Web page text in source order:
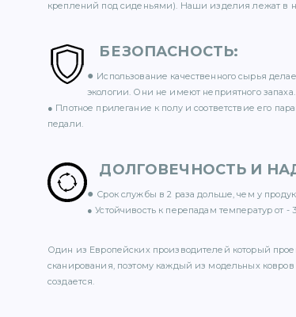
креплений под сиденьями). Наши изделия лежат в
БЕЗОПАСНОСТЬ:
● Использование качественного сырья
экологии. Они не имеют неприятного запаха.
● Плотное прилегание к полу и соответствие его
педали.
ДОЛГОВЕЧНОСТЬ И
● Срок службы в 2 раза дольше, чем у
● Устойчивость к перепадам температур от -
Один из Европейских производителей который
сканирования, поэтому каждый из модельных ковров
создается.